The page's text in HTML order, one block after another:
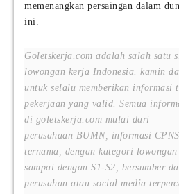
memenangkan persaingan dalam
ini.
Goletskerja.com adalah salah satu
lowongan kerja Indonesia. kamin
untuk selalu memberikan informasi
pekerjaan yang valid. Semua
di goletskerja.com mulai dari
perusahaan BUMN, informasi
ternama, dengan kategori
sampai dengan S1-S2, bersumber
perusahan atau social media